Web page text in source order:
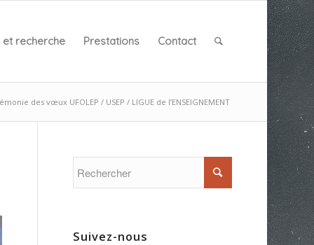
recherche Prestations Contact
des vœux UFOLEP / USEP / LIGUE de l’ENSEIGNEMENT
Suivez-nous